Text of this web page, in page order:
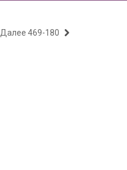
Далее 469-180